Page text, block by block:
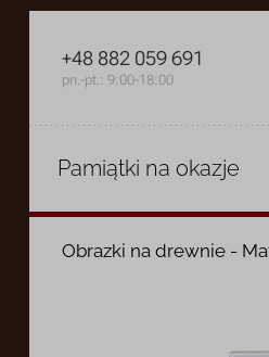
+48 882 059 691
pn.-pt.: 9:00-18:00
Pamiątki na okazje
Obrazki na drewnie -